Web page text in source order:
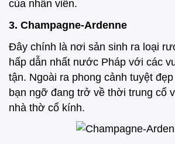
của nhân viên.
3. Champagne-Ardenne
Đây chính là nơi sản sinh ra loại
hấp dẫn nhất nước Pháp với các
tận. Ngoài ra phong cảnh tuyệt
bạn ngỡ đang trở về thời trung cổ
nhà thờ cổ kính.